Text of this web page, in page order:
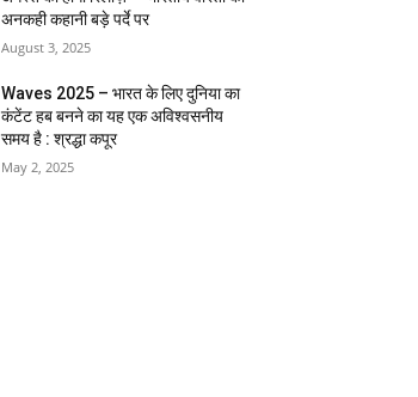
अनकही कहानी बड़े पर्दे पर
August 3, 2025
Waves 2025 – भारत के लिए दुनिया का
कंटेंट हब बनने का यह एक अविश्वसनीय
समय है : श्रद्धा कपूर
May 2, 2025